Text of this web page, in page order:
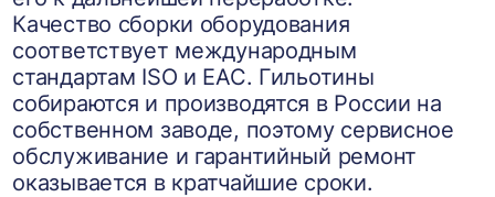
Качество сборки оборудования
соответствует международным
стандартам ISO и EAC. Гильотины
собираются и производятся в России на
собственном заводе, поэтому сервисное
обслуживание и гарантийный ремонт
оказывается в кратчайшие сроки.